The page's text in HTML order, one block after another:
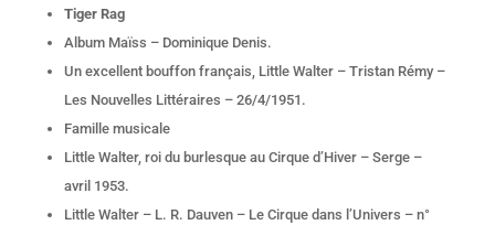
Tiger Rag
Album Maïss – Dominique Denis.
Un excellent bouffon français, Little Walter – Tristan Rémy –
Les Nouvelles Littéraires – 26/4/1951.
Famille musicale
Little Walter, roi du burlesque au Cirque d’Hiver – Serge –
avril 1953.
Little Walter – L. R. Dauven – Le Cirque dans l’Univers – n°